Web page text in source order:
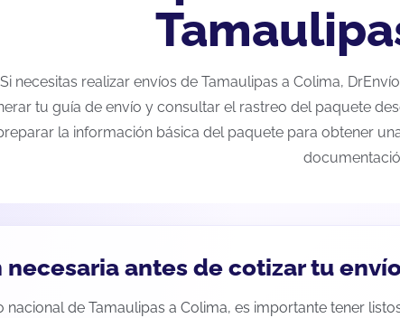
Si necesitas realizar envíos de Tamaulipas a Colima,
tu guía de envío y consultar el rastreo del paquete
la información básica del paquete para obtener
antes de cotizar tu
nacional de Tamaulipas a Colima, es importante tener